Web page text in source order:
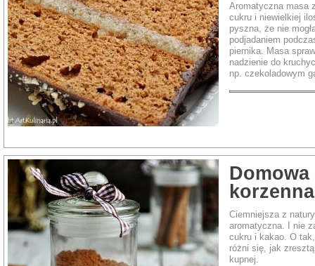
Aromatyczna masa
cukru i niewielkiej
pyszna, że nie
podjadaniem
piernika. Masa
nadzienie do
np. czekoladowym
Ciemniejsza z
aromatyczna. I nie
cukru i kakao. O
różni się, jak
kupnej.